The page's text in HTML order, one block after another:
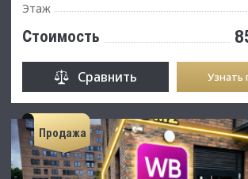
Этаж
Стоимость
Сравнить Узнать
Продажа